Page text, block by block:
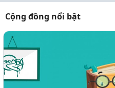
Cộng đồng nổi bật